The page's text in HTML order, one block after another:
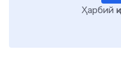
Ҳарбий